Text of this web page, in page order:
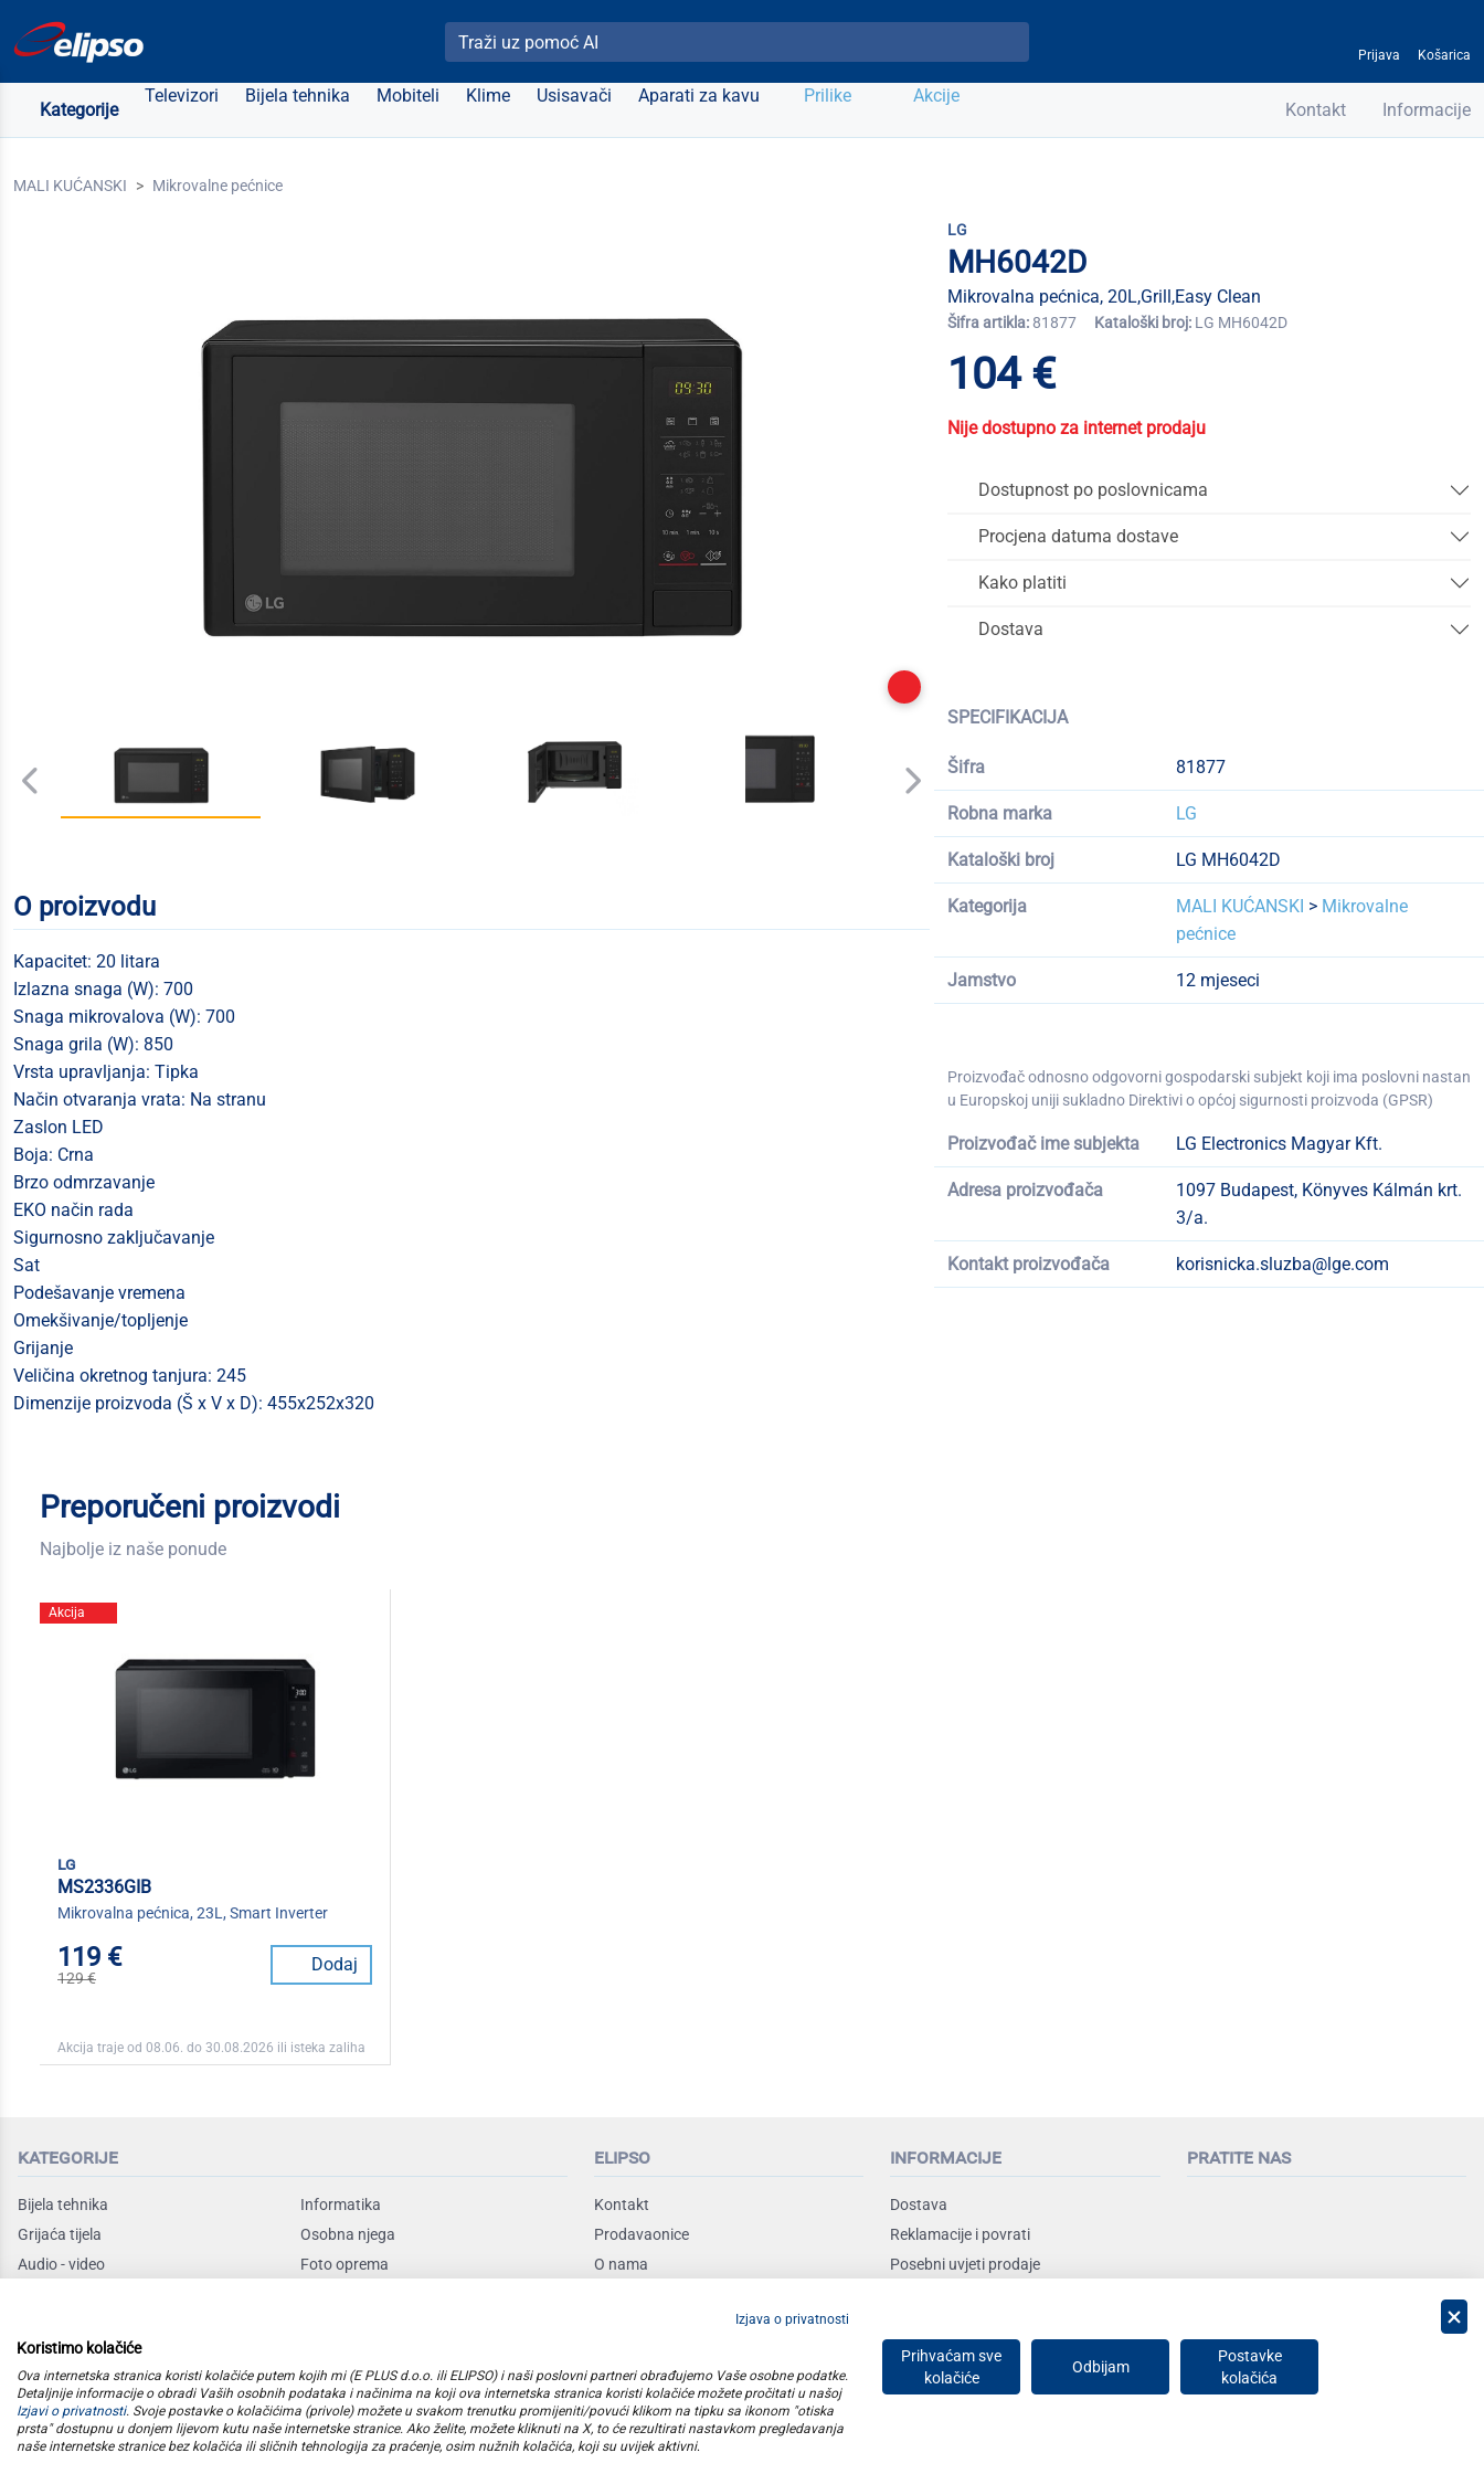
Pretraži Elipso
Prijava Košarica
Kategorije
Televizori Bijela tehnika Mobiteli Klime Usisavači Aparati za kavu Prilike Akcije
Kontakt Informacije
MALI KUĆANSKI Mikrovalne pećnice
LG
MH6042D
Mikrovalna pećnica, 20L,Grill,Easy Clean
Šifra artikla: 81877 Kataloški broj: LG MH6042D
104 €
Nije dostupno za internet prodaju
Dostupnost po poslovnicama
Procjena datuma dostave
Kako platiti
Dostava
SPECIFIKACIJA
Šifra 81877
Robna marka LG
Kataloški broj LG MH6042D
Kategorija MALI KUĆANSKI > Mikrovalne
pećnice
Jamstvo 12 mjeseci
Proizvođač odnosno odgovorni gospodarski subjekt koji ima poslovni nastan
u Europskoj uniji sukladno Direktivi o općoj sigurnosti proizvoda (GPSR)
Proizvođač ime subjekta LG Electronics Magyar Kft.
Adresa proizvođača
1097 Budapest, Könyves Kálmán krt.
3/a.
Kontakt proizvođača korisnicka.sluzba@lge.com
O proizvodu
Kapacitet: 20 litara
Izlazna snaga (W): 700
Snaga mikrovalova (W): 700
Snaga grila (W): 850
Vrsta upravljanja: Tipka
Način otvaranja vrata: Na stranu
Zaslon LED
Boja: Crna
Brzo odmrzavanje
EKO način rada
Sigurnosno zaključavanje
Sat
Podešavanje vremena
Omekšivanje/topljenje
Grijanje
Veličina okretnog tanjura: 245
Dimenzije proizvoda (Š x V x D): 455x252x320
Preporučeni proizvodi
Najbolje iz naše ponude
Akcija
lg
MS2336GIB
Mikrovalna pećnica, 23L, Smart Inverter
119 €
129 €
Dodaj
Akcija traje od 08.06. do 30.08.2026 ili isteka zaliha
kategorije
Bijela tehnika
Grijaća tijela
Audio - video
Posuđe
Informatika
Osobna njega
Foto oprema
elipso
Kontakt
Prodavaonice
O nama
informacije
Dostava
Reklamacije i povrati
Posebni uvjeti prodaje
pratite nas
E plus d.o.o. © Copyright 2026
Izjava o privatnosti
Koristimo kolačiće
Ova internetska stranica koristi kolačiće putem kojih mi (E PLUS d.o.o. ili ELIPSO) i naši poslovni partneri obrađujemo Vaše osobne podatke.
Detaljnije informacije o obradi Vaših osobnih podataka i načinima na koji ova internetska stranica koristi kolačiće možete pročitati u našoj
Izjavi o privatnosti. Svoje postavke o kolačićima (privole) možete u svakom trenutku promijeniti/povući klikom na tipku sa ikonom "otiska
prsta" dostupnu u donjem lijevom kutu naše internetske stranice. Ako želite, možete kliknuti na X, to će rezultirati nastavkom pregledavanja
naše internetske stranice bez kolačića ili sličnih tehnologija za praćenje, osim nužnih kolačića, koji su uvijek aktivni.
Prihvaćam sve
kolačiće
Odbijam
Postavke
kolačića